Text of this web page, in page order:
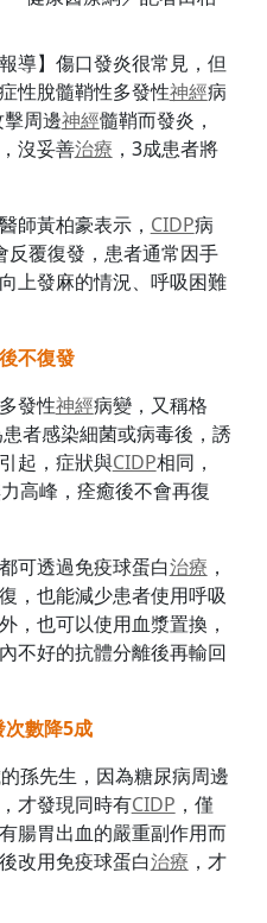
導】傷口發炎很常見，但
性脫髓鞘性多發性神經病
擊周邊神經髓鞘而發炎，
沒妥善治療 ，3成患者將
師黃柏豪表示， CIDP病
覆復發，患者通常因手
上發麻的情況、呼吸困難
不復發
發性神經病變，又稱格
者感染細菌或病毒後，誘
起，症狀與CIDP相同，
高峰，痊癒後不會再復
可透過免疫球蛋白治療 ，
，也能減少患者使用呼吸
，也可以使用血漿置換，
不好的抗體分離後再輸回
數降5成
孫先生，因為糖尿病周邊
才發現同時有CIDP ，僅
腸胃出血的嚴重副作用而
改用免疫球蛋白治療 ，才